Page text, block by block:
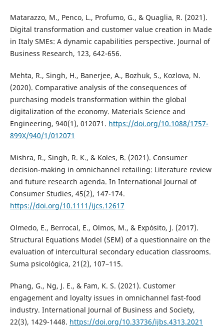
Matarazzo, M., Penco, L., Profumo, G., & Quaglia, R. (2021).
Digital transformation and customer value creation in Made
in Italy SMEs: A dynamic capabilities perspective. Journal of
Business Research, 123, 642-656.
Mehta, R., Singh, H., Banerjee, A., Bozhuk, S., Kozlova, N.
(2020). Comparative analysis of the consequences of
purchasing models transformation within the global
digitalization of the economy. Materials Science and
Engineering, 940(1), 012071. https://doi.org/10.1088/1757-
899X/940/1/012071
Mishra, R., Singh, R. K., & Koles, B. (2021). Consumer
decision-making in omnichannel retailing: Literature review
and future research agenda. In International Journal of
Consumer Studies, 45(2), 147-174.
https://doi.org/10.1111/ijcs.12617
Olmedo, E., Berrocal, E., Olmos, M., & Expósito, J. (2017).
Structural Equations Model (SEM) of a questionnaire on the
evaluation of intercultural secondary education classrooms.
Suma psicológica, 21(2), 107–115.
Phang, G., Ng, J. E., & Fam, K. S. (2021). Customer
engagement and loyalty issues in omnichannel fast-food
industry. International Journal of Business and Society,
22(3), 1429-1448. https://doi.org/10.33736/ijbs.4313.2021